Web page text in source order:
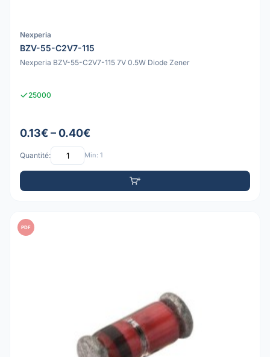
Nexperia
BZV-55-C2V7-115
Nexperia BZV-55-C2V7-115 7V 0.5W Diode Zener
25000
0.13€ – 0.40€
Quantité: Min: 1
PDF